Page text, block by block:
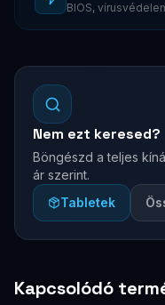
BIOS,
Nem ezt keresed?
Böngészd a teljes
ár szerint.
Tabletek
Kapcsolódó